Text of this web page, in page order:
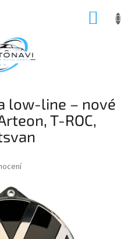
low-line – nové
T-ROC,